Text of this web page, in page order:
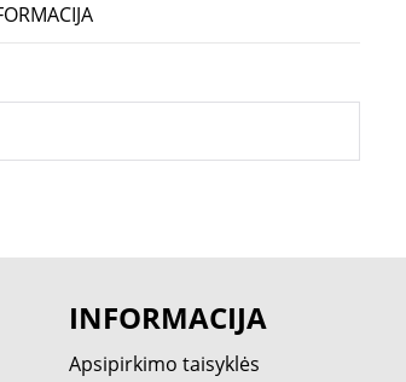
INFORMACIJA
Apsipirkimo taisyklės